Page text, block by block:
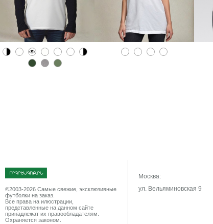
©2003-2026 Cамые свежие, эксклюзивные
футболки на заказ.
Все права на илюстрации,
представленные на данном сайте
принадлежат их правообладателям.
Охраняется законом.
Москва:
ул. Вельяминовская 9